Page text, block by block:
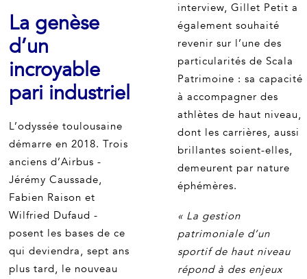
interview, Gillet Petit a
également souhaité
revenir sur l’une des
particularités de Scala
Patrimoine : sa capacité
à accompagner des
athlètes de haut niveau,
dont les carrières, aussi
brillantes soient-elles,
demeurent par nature
éphémères.
« La gestion
patrimoniale d’un
sportif de haut niveau
répond à des enjeux
La genèse
d’un
incroyable
pari industriel
L’odyssée toulousaine
démarre en 2018. Trois
anciens d’Airbus -
Jérémy Caussade,
Fabien Raison et
Wilfried Dufaud -
posent les bases de ce
qui deviendra, sept ans
plus tard, le nouveau